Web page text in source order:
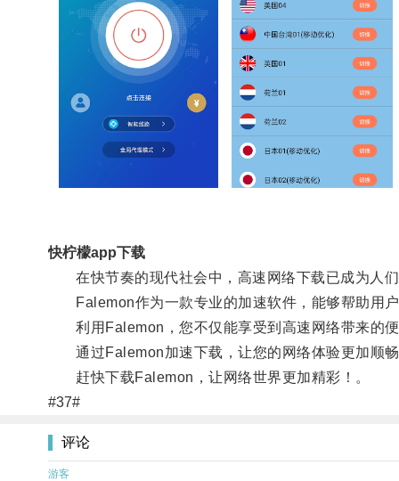
快柠檬app下载
在快节奏的现代社会中，高速网络下载已成为人们
Falemon作为一款专业的加速软件，能够帮助用户
利用Falemon，您不仅能享受到高速网络带来的便
通过Falemon加速下载，让您的网络体验更加顺畅
赶快下载Falemon，让网络世界更加精彩！。
#37#
评论
游客